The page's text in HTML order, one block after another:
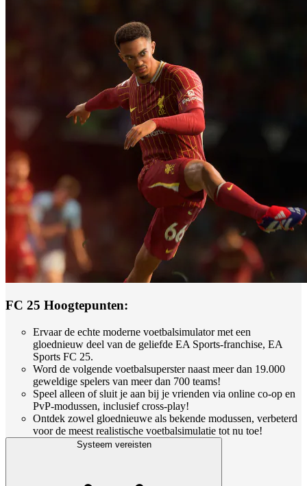
FC 25 Hoogtepunten:
Ervaar de echte moderne voetbalsimulator met een
gloednieuw deel van de geliefde EA Sports-franchise, EA
Sports FC 25.
Word de volgende voetbalsuperster naast meer dan 19.000
geweldige spelers van meer dan 700 teams!
Speel alleen of sluit je aan bij je vrienden via online co-op en
PvP-modussen, inclusief cross-play!
Ontdek zowel gloednieuwe als bekende modussen, verbeterd
voor de meest realistische voetbalsimulatie tot nu toe!
Systeem vereisten